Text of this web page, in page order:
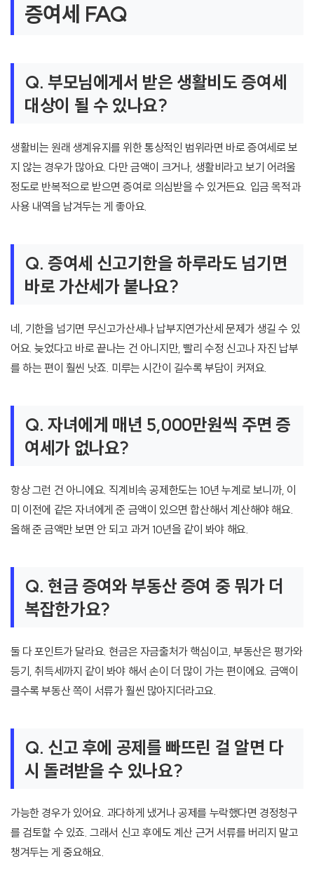
증여세 FAQ
Q. 부모님에게서 받은 생활비도 증여세
대상이 될 수 있나요?
생활비는 원래 생계유지를 위한 통상적인 범위라면 바로 증여세로 보
지 않는 경우가 많아요. 다만 금액이 크거나, 생활비라고 보기 어려울
정도로 반복적으로 받으면 증여로 의심받을 수 있거든요. 입금 목적과
사용 내역을 남겨두는 게 좋아요.
Q. 증여세 신고기한을 하루라도 넘기면
바로 가산세가 붙나요?
네, 기한을 넘기면 무신고가산세나 납부지연가산세 문제가 생길 수 있
어요. 늦었다고 바로 끝나는 건 아니지만, 빨리 수정 신고나 자진 납부
를 하는 편이 훨씬 낫죠. 미루는 시간이 길수록 부담이 커져요.
Q. 자녀에게 매년 5,000만원씩 주면 증
여세가 없나요?
항상 그런 건 아니에요. 직계비속 공제한도는 10년 누계로 보니까, 이
미 이전에 같은 자녀에게 준 금액이 있으면 합산해서 계산해야 해요.
올해 준 금액만 보면 안 되고 과거 10년을 같이 봐야 해요.
Q. 현금 증여와 부동산 증여 중 뭐가 더
복잡한가요?
둘 다 포인트가 달라요. 현금은 자금출처가 핵심이고, 부동산은 평가와
등기, 취득세까지 같이 봐야 해서 손이 더 많이 가는 편이에요. 금액이
클수록 부동산 쪽이 서류가 훨씬 많아지더라고요.
Q. 신고 후에 공제를 빠뜨린 걸 알면 다
시 돌려받을 수 있나요?
가능한 경우가 있어요. 과다하게 냈거나 공제를 누락했다면 경정청구
를 검토할 수 있죠. 그래서 신고 후에도 계산 근거 서류를 버리지 말고
챙겨두는 게 중요해요.